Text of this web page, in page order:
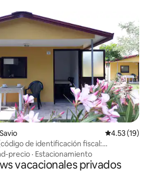
Calificación
4.53 (19)
de identificación fiscal:
precio · Estacionamiento
vacacionales privados